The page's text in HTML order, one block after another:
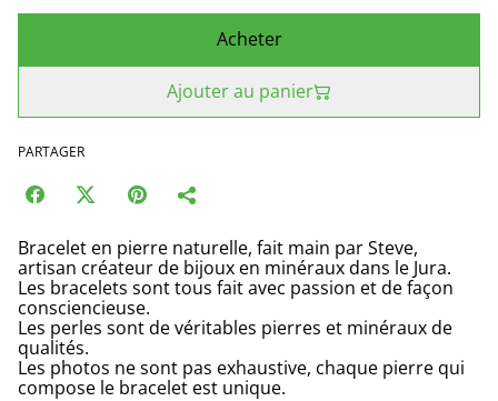
Acheter
Ajouter au panier
PARTAGER
Bracelet en pierre naturelle, fait main par Steve,
artisan créateur de bijoux en minéraux dans le Jura.
Les bracelets sont tous fait avec passion et de façon
consciencieuse.
Les perles sont de véritables pierres et minéraux de
qualités.
Les photos ne sont pas exhaustive, chaque pierre qui
compose le bracelet est unique.